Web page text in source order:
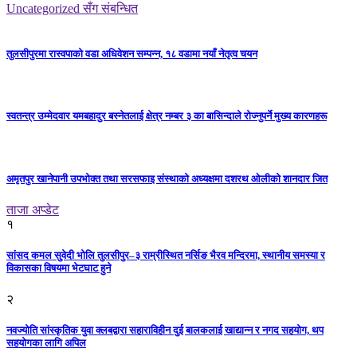
Uncategorized सँग संबन्धित
तुलसीपुरमा रास्वपाको वडा अधिवेशन सम्पन्न, १८ वडामा नयाँ नेतृत्व चयन
स्वतन्त्र उम्मेदवार यमबहादुर बस्नेतलाई क्षेत्र नम्बर ३ का बासिन्दाले रोज्नुपर्ने मुख्य कारणहरू
अमृतपुर खानेपानी उपभोक्त तथा सरसफाइ संस्थाको अध्यक्षमा दशरथ ओलीको शानदार जित
ताजा अप्डेट
१
सांसद कमल सुवेदी भोलि तुलसीपुर–३ राम्रीस्थित नर्सिङ भैरव मन्दिरमा, स्थानीय समस्या र
विकासका विषयमा भेटघाट हुने
२
नवज्योति सांस्कृतिक युवा क्लबद्वारा सहाराविहीन दुई बालकलाई खाद्यान्न र नगद सहयोग, थप
सहयोगका लागि अपिल